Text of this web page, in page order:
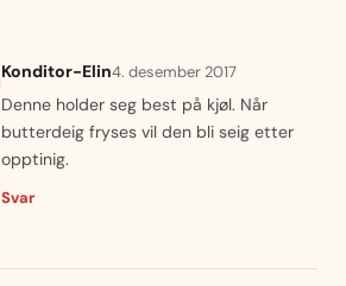
Konditor-Elin4. desember 2017
Denne holder seg best på kjøl. Når
butterdeig fryses vil den bli seig etter
opptinig.
Svar